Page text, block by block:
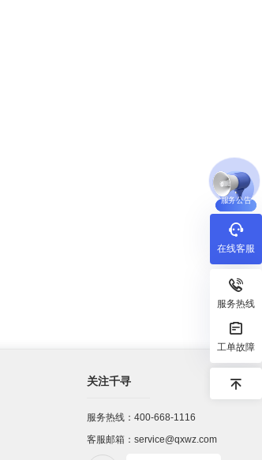
服务公告
在线客服
服务热线
工单故障
关注千寻
服务热线：400-668-1116
客服邮箱：service@qxwz.com